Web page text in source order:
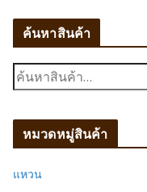
ค้นหาสินค้า
ค้
น
:
หมวดหมู่สินค้า
แหวน